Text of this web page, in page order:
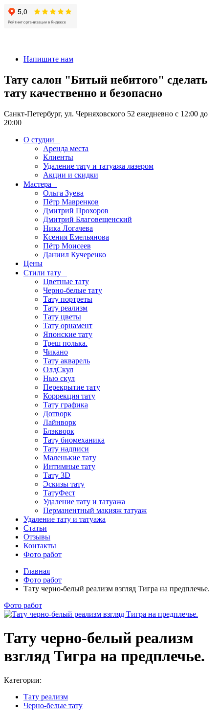
Напишите нам
Тату салон "Битый небитого" сделать
тату качественно и безопасно
Санкт-Петербург, ул. Черняховского 52 ежедневно с 12:00 до
20:00
О студии
Аренда места
Клиенты
Удаление тату и татуажа лазером
Акции и скидки
Мастера
Ольга Зуева
Пётр Мавренков
Дмитрий Прохоров
Дмитрий Благовещенский
Ника Логачева
Ксения Емельянова
Пётр Моисеев
Даниил Кучеренко
Цены
Стили тату
Цветные тату
Черно-белые тату
Тату портреты
Тату реализм
Тату цветы
Тату орнамент
Японские тату
Треш полька.
Чикано
Тату акварель
ОлдСкул
Нью скул
Перекрытие тату
Коррекция тату
Тату графика
Дотворк
Лайнворк
Блэкворк
Тату биомеханика
Тату надписи
Маленькие тату
Интимные тату
Тату 3D
Эскизы тату
ТатуФест
Удаление тату и татуажа
Перманентный макияж татуаж
Удаление тату и татуажа
Статьи
Отзывы
Контакты
Фото работ
Главная
Фото работ
Тату черно-белый реализм взгляд Тигра на предплечье.
Фото работ
Тату черно-белый реализм
взгляд Тигра на предплечье.
Категории:
Тату реализм
Черно-белые тату